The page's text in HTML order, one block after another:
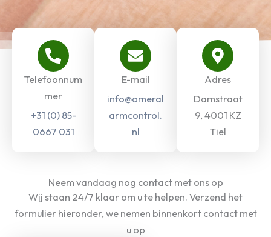
Telefoonnum
mer
+31 (0) 85-
0667 031
E-mail
info@omeral
armcontrol.
nl
Adres
Damstraat
9, 4001 KZ
Tiel
Neem vandaag nog contact met ons op
Wij staan ​​24/7 klaar om u te helpen. Verzend het
formulier hieronder, we nemen binnenkort contact met
u op